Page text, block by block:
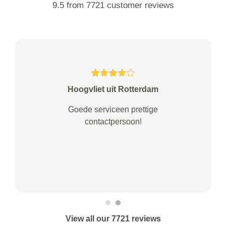
9.5 from 7721 customer reviews
Hoogvliet uit Rotterdam
Goede serviceen prettige
contactpersoon!
View all our 7721 reviews